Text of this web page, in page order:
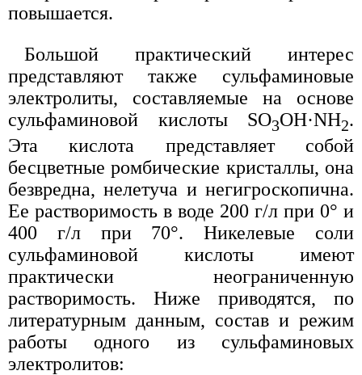
повышается.
Большой практический интерес
представляют также сульфаминовые
электролиты, составляемые на основе
сульфаминовой кислоты SО3OH·NH2.
Эта кислота представляет собой
бесцветные ромбические кристаллы, она
безвредна, нелетуча и негигроскопична.
Ее растворимость в воде 200 г/л при 0° и
400 г/л при 70°. Никелевые соли
сульфаминовой кислоты имеют
практически неограниченную
растворимость. Ниже приводятся, по
литературным данным, состав и режим
работы одного из сульфаминовых
электролитов: